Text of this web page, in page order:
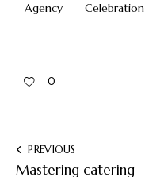
Agency Celebration
0
PREVIOUS
Mastering catering